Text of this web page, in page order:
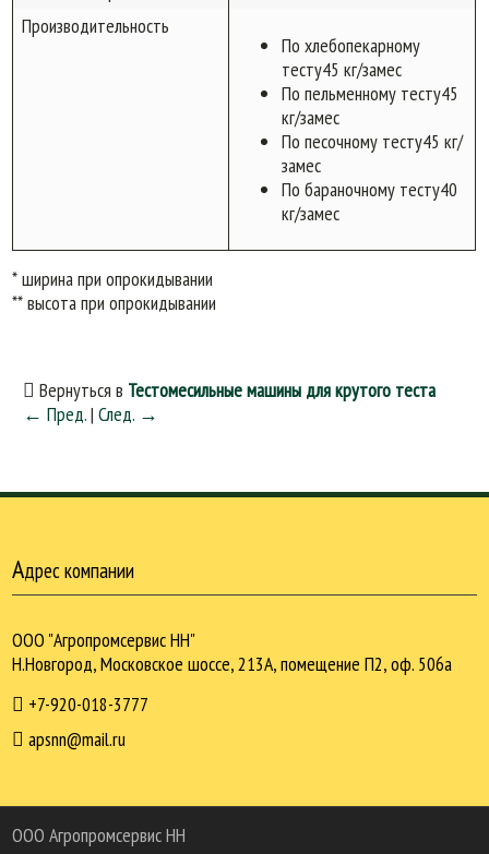
Производительность
По хлебопекарному
тесту45 кг/замес
По пельменному тесту45
кг/замес
По песочному тесту45 кг/
замес
По бараночному тесту40
кг/замес
* ширина при опрокидывании
** высота при опрокидывании
Вернуться в Тестомесильные машины для крутого теста
← Пред.|След. →
Адрес компании
ООО "Агропромсервис НН"
Н.Новгород, Московское шоссе, 213А, помещение П2, оф. 506а
+7-920-018-3777
apsnn@mail.ru
ООО Агропромcервис НН